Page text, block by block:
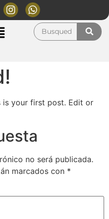
is your first post. Edit or
no será publicada.
marcados con *